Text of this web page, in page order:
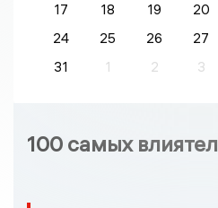
17
18 19 20
24
25 26 27
31
1 2 3
100 самых